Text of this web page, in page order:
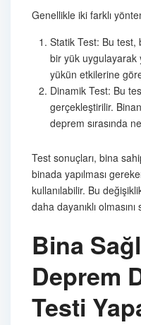
Genellikle iki farklı
Statik Test: Bu test,
bir yük uygulayarak
yükün etkilerine
Dinamik Test: Bu
gerçekleştirilir.
deprem sırasında
Test sonuçları, bina
binada yapılması
kullanılabilir. Bu
daha dayanıklı
Bina
Deprem
Testi